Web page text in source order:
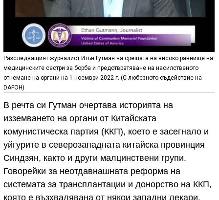
Разследващият журналист Итън Гутман на срещата на високо равнище на
медицинските сестри за борба и предотвратяване на насилственото
отнемане на органи на 1 ноември 2022 г. (С любезното съдействие на
DAFOH)
В речта си Гутман очертава историята на
изземването на органи от Китайската
комунистическа партия (ККП), което е засегнало и
уйгурите в северозападната китайска провинция
Синдзян, както и други малцинствени групи.
Говорейки за неотдавнашната реформа на
системата за трансплантации и донорство на ККП,
която е възхвалявана от някои западни лекари,